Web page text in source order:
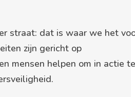
straat: dat is waar we het
zijn gericht op
mensen helpen om in actie te